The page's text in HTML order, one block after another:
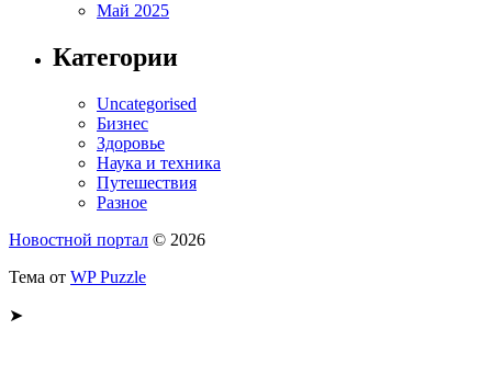
Май 2025
Категории
Uncategorised
Бизнес
Здоровье
Наука и техника
Путешествия
Разное
Новостной портал © 2026
Тема от WP Puzzle
➤